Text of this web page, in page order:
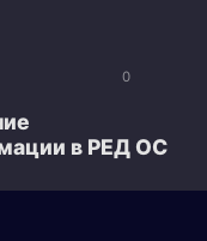
0
в РЕД ОС